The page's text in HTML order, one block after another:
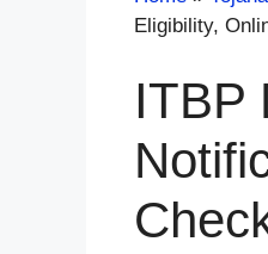
Eligibility,
ITBP